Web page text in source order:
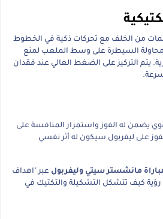
من الخلف مع تحركات ذكية في الخطوط
محاولة السيطرة على وسط الملعب لمنع
يتم التركيز على الضغط العالي عند فقدان
يضمن له الفوز واستمرار المنافسة على
على ليفربول سيكون له أثر نفسي
مانشستر سيتي وليفربول عبر "اهداف
كيف تتشكل التشكيلة والتكتيك في